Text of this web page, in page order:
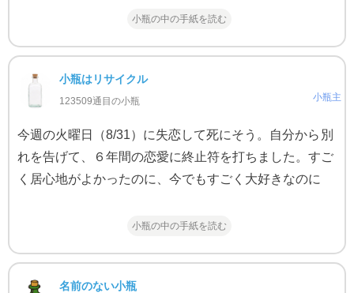
小瓶の中の手紙を読む
小瓶はリサイクル
123509通目の小瓶 小瓶主
今週の火曜日（8/31）に失恋して死にそう。自分から別
れを告げて、６年間の恋愛に終止符を打ちました。すご
く居心地がよかったのに、今でもすごく大好きなのに
小瓶の中の手紙を読む
名前のない小瓶